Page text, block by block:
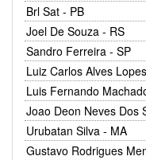
Brl Sat - PB
Joel De Souza - RS
Sandro Ferreira - SP
Luiz Carlos Alves
Luis Fernando
Joao Deon Neves Dos
Urubatan Silva - MA
Gustavo Rodrigues